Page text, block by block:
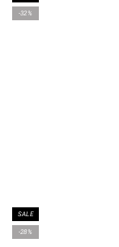
-32%
SALE
-28%